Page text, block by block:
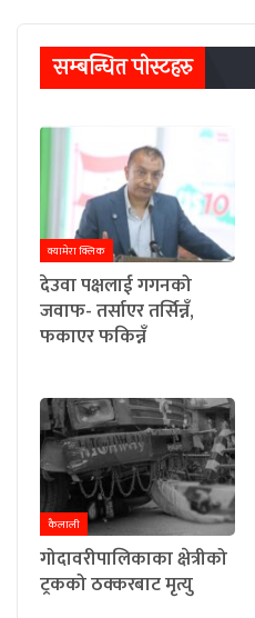
सम्बन्धित पाेस्टहरु
क्यामेरा क्लिक
देउवा पक्षलाई गगनको
जवाफ- तर्साएर तर्सिन्नँ,
फकाएर फकिन्नँ
कैलाली
गोदावरीपालिकाका क्षेत्रीको
ट्रकको ठक्करबाट मृत्यु